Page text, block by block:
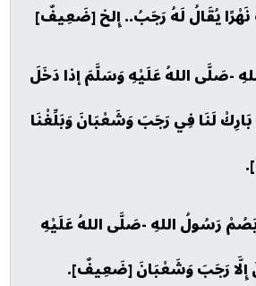
-صَلَّى اللهُ عَلَيْهِ وَسَلَّمَ إذا دَخَلَ
لَنَا فِي رَجَبَ وَشَعْبَانَ وَبَلِّغْنَا
رَسُولُ اللهِ -صَلَّى اللهُ عَلَيْهِ
إِلَّا رَجَبَ وَشَعْبَانَ [ضَعِيفٌ].